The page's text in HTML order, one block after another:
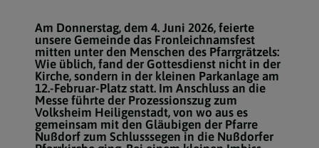
Am Donnerstag, dem 4. Juni 2026, feierte
unsere Gemeinde das Fronleichnamsfest
mitten unter den Menschen des Pfarrgrätzels:
Wie üblich, fand der Gottesdienst nicht in der
Kirche, sondern in der kleinen Parkanlage am
12.-Februar-Platz statt. Im Anschluss an die
Messe führte der Prozessionszug zum
Volksheim Heiligenstadt, von wo aus es
gemeinsam mit den Gläubigen der Pfarre
Nußdorf zum Schlusssegen in die Nußdorfer